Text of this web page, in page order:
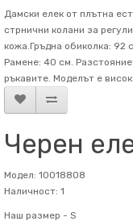
Дамски елек от плътна
стрнични колани за
кожа.Гръдна обиколка:
Рамене: 40 см.
ръкавите. Mоделът е
Черен
Модел: 10018808
Наличност: 1
Наш размер - S